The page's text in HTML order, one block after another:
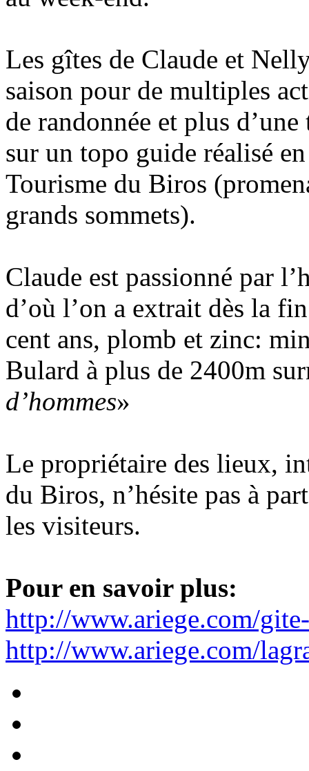
Les gîtes de Claude et
saison pour de multiples
de randonnée et plus
sur un topo guide réalisé
Tourisme du Biros
grands sommets).
Claude est passionné par
d’où l’on a extrait dès la
cent ans, plomb et zinc:
Bulard à plus de 2400m
d’hommes»
Le propriétaire des lieux,
du Biros, n’hésite pas à
les visiteurs.
Pour en savoir plus:
http://www.ariege.com/
http://www.ariege.com/